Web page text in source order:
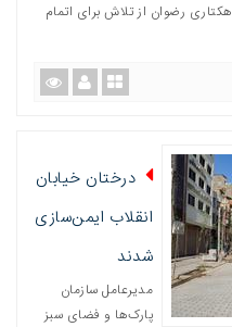
شهرداری قم با اشاره به پروژه بوستان ٤٠ هکتاری رضوان از تلاش برای اتمام
درختان خیابان
انقلاب ایمن‌سازی
شدند
مدیرعامل سازمان
پارک‌ها و فضای سبز